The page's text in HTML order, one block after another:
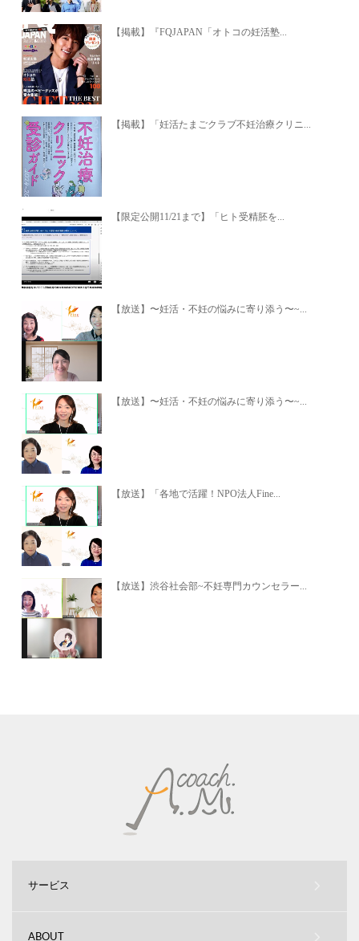
【掲載】『FQJAPAN「オトコの妊活塾...
【掲載】「妊活たまごクラブ不妊治療クリニ...
【限定公開11/21まで】「ヒト受精胚を...
【放送】〜妊活・不妊の悩みに寄り添う〜~...
【放送】〜妊活・不妊の悩みに寄り添う〜~...
【放送】「各地で活躍！NPO法人Fine...
【放送】渋谷社会部~不妊専門カウンセラー...
サービス
ABOUT